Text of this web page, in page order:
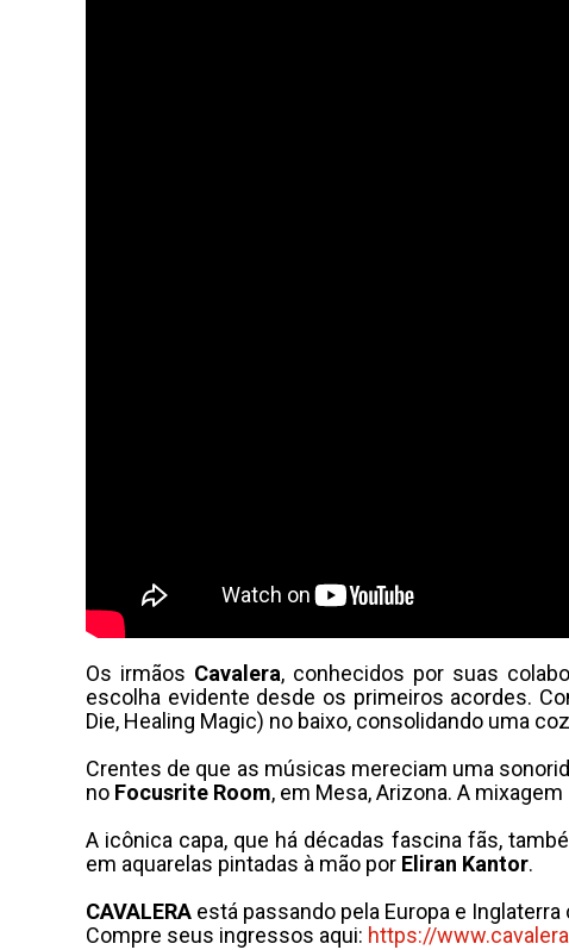
Os irmãos Cavalera, conhecidos por suas
escolha evidente desde os primeiros acordes.
Die, Healing Magic) no baixo, consolidando uma
Crentes de que as músicas mereciam uma
no Focusrite Room, em Mesa, Arizona. A
A icônica capa, que há décadas fascina fãs,
em aquarelas pintadas à mão por Eliran Kantor.
CAVALERA está passando pela Europa e Inglaterra
Compre seus ingressos aqui: https://www.